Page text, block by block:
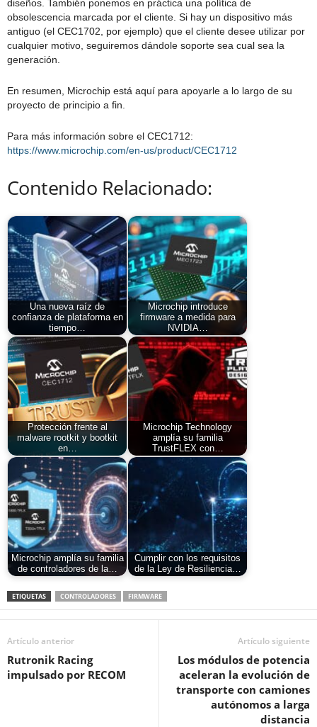
diseños. También ponemos en práctica una política de
obsolescencia marcada por el cliente. Si hay un dispositivo más
antiguo (el CEC1702, por ejemplo) que el cliente desee utilizar por
cualquier motivo, seguiremos dándole soporte sea cual sea la
generación.
En resumen, Microchip está aquí para apoyarle a lo largo de su
proyecto de principio a fin.
Para más información sobre el CEC1712:
https://www.microchip.com/en-us/product/CEC1712
Contenido Relacionado:
Una nueva raíz de
confianza de plataforma en
tiempo…
Microchip introduce
firmware a medida para
NVIDIA…
Protección frente al
malware rootkit y bootkit
en…
Microchip Technology
amplía su familia
TrustFLEX con…
Microchip amplía su familia
de controladores de la…
Cumplir con los requisitos
de la Ley de Resiliencia…
ETIQUETAS CONTROLADORES FIRMWARE
Artículo anterior
Rutronik Racing
impulsado por RECOM
Artículo siguiente
Los módulos de potencia
aceleran la evolución de
transporte con camiones
autónomos a larga
distancia